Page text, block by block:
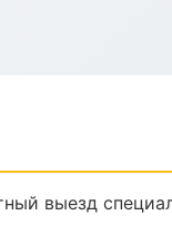
выезд